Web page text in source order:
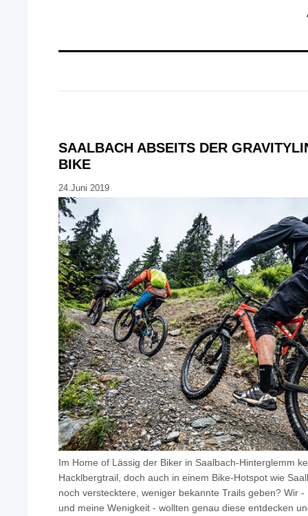
SAALBACH ABSEITS DER
BIKE
24.Juni 2019
Im Home of Lässig der Biker in Saalbach-Hinterglemm
Hacklbergtrail, doch auch in einem Bike-Hotspot wie
noch verstecktere, weniger bekannte Trails geben? Wir
und meine Wenigkeit - wollten genau diese entdecken